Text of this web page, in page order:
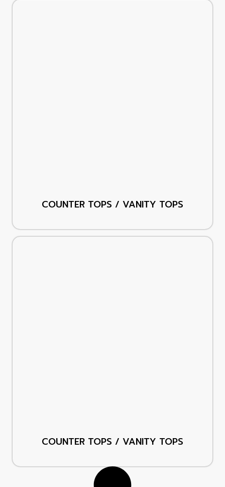
COUNTER TOPS / VANITY TOPS
COUNTER TOPS / VANITY TOPS